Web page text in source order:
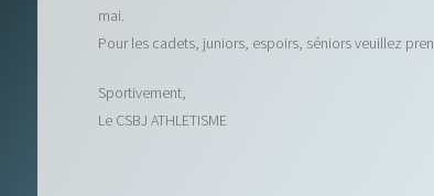
mai.
Pour les cadets, juniors, espoirs, séniors veuillez
Sportivement,
Le CSBJ ATHLETISME